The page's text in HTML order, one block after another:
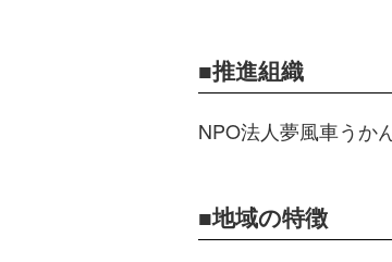
推進組織
NPO法人夢風車うか
地域の特徴